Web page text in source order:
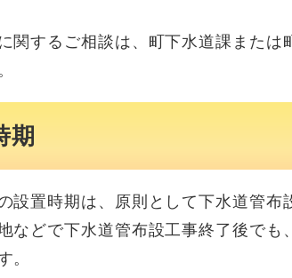
関するご相談は、町下水道課または
期
設置時期は、原則として下水道管布
などで下水道管布設工事終了後でも
。